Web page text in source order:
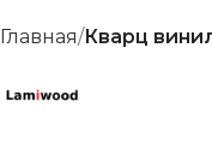
Главная Кварц